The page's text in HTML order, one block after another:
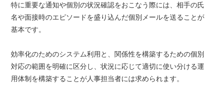
特に重要な通知や個別の状況確認をおこなう際には、相手の氏
名や面接時のエピソードを盛り込んだ個別メールを送ることが
基本です。
効率化のためのシステム利用と、関係性を構築するための個別
対応の範囲を明確に区分し、状況に応じて適切に使い分ける運
用体制を構築することが人事担当者には求められます。